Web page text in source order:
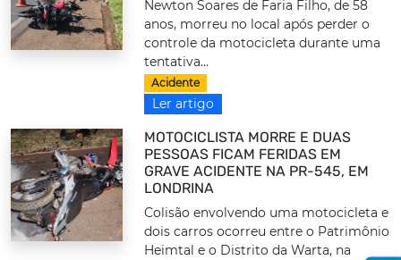
Newton Soares de Faria Filho, de 58
anos, morreu no local após perder o
controle da motocicleta durante uma
tentativa...
Acidente
Ler artigo
MOTOCICLISTA MORRE E DUAS
PESSOAS FICAM FERIDAS EM
GRAVE ACIDENTE NA PR-545, EM
LONDRINA
Colisão envolvendo uma motocicleta e
dois carros ocorreu entre o Patrimônio
Heimtal e o Distrito da Warta, na